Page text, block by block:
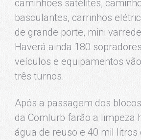
caminhões satélites,
basculantes, carrinhos
de grande porte, mini
Haverá ainda 180
veículos e equipamentos
três turnos.
Após a passagem dos
da Comlurb farão a limpeza
água de reuso e 40 mil litros